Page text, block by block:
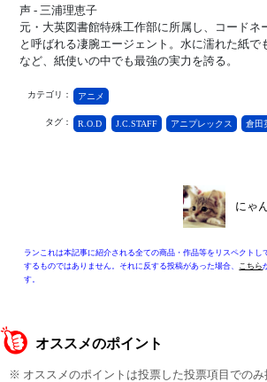
声 - 三浦理恵子
元・大英図書館特殊工作部に所属し、コードネ
と呼ばれる凄腕エージェント。水に濡れた紙で
など、紙使いの中でも最強の実力を誇る。
カテゴリ： アニメ
タグ： R.O.D J.C.STAFF アニプレックス 倉田
にゃ
ランこれは本記事に紹介される全ての商品・作品等をリスペクトし
するものではありません。それに反する投稿があった場合、 こちら
す。
オススメのポイント
※ オススメのポイントは投票した投票項目でのみ